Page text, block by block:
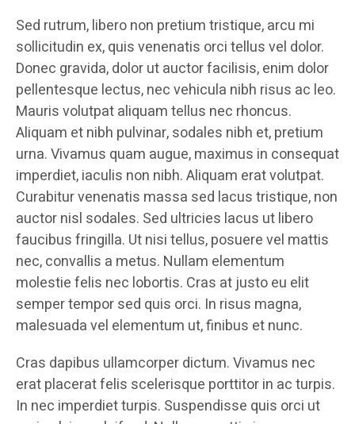
Sed rutrum, libero non pretium tristique, arcu mi
sollicitudin ex, quis venenatis orci tellus vel dolor.
Donec gravida, dolor ut auctor facilisis, enim dolor
pellentesque lectus, nec vehicula nibh risus ac leo.
Mauris volutpat aliquam tellus nec rhoncus.
Aliquam et nibh pulvinar, sodales nibh et, pretium
urna. Vivamus quam augue, maximus in consequat
imperdiet, iaculis non nibh. Aliquam erat volutpat.
Curabitur venenatis massa sed lacus tristique, non
auctor nisl sodales. Sed ultricies lacus ut libero
faucibus fringilla. Ut nisi tellus, posuere vel mattis
nec, convallis a metus. Nullam elementum
molestie felis nec lobortis. Cras at justo eu elit
semper tempor sed quis orci. In risus magna,
malesuada vel elementum ut, finibus et nunc.
Cras dapibus ullamcorper dictum. Vivamus nec
erat placerat felis scelerisque porttitor in ac turpis.
In nec imperdiet turpis. Suspendisse quis orci ut